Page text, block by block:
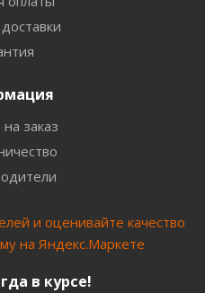
заказ
в курсе!